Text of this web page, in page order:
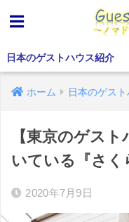
日本のゲストハウス紹介
ホーム 日本のゲスト
【東京のゲス
いている『さく
2020年7月9日